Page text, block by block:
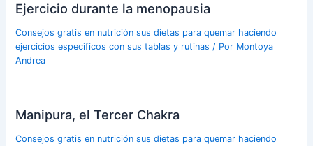
Ejercicio durante la menopausia
Consejos gratis en nutrición sus dietas para quemar haciendo
ejercicios especificos con sus tablas y rutinas / Por Montoya
Andrea
Manipura, el Tercer Chakra
Consejos gratis en nutrición sus dietas para quemar haciendo